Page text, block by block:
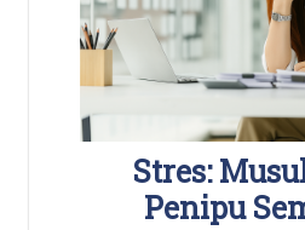
Stres:
Penipu